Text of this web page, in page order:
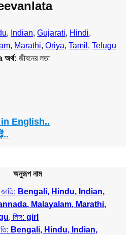
, Indian,Gujarati, Hindi,
, Marathi,Oriya,Tamil ,Telugu
অর্থ:জীবনের লতা
English..
অনুরূপ নাম
Bengali, Hindu, Indian,
Malayalam, Marathi,
, লিঙ্গ:girl
Bengali, Hindu, Indian,